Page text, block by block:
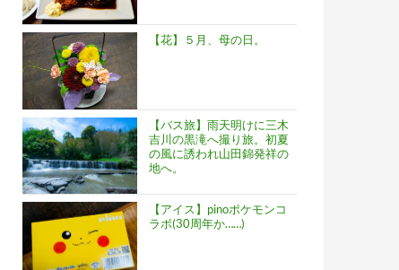
【花】５月、母の日。
【バス旅】雨天明けに三木
吉川の黒滝へ撮り旅。初夏
の風に誘われ山田錦発祥の
地へ。
【アイス】pinoポケモンコ
ラボ(30周年か……)